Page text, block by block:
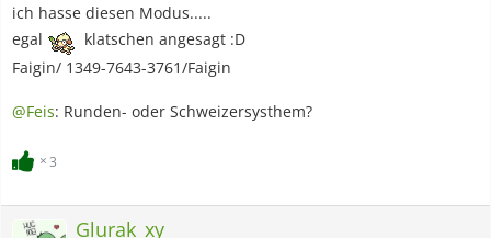
ich hasse diesen Modus.....
egal
klatschen angesagt :D
Faigin/ 1349-7643-3761/Faigin
@Feis: Runden- oder Schweizersysthem?
3
Glurak_xy